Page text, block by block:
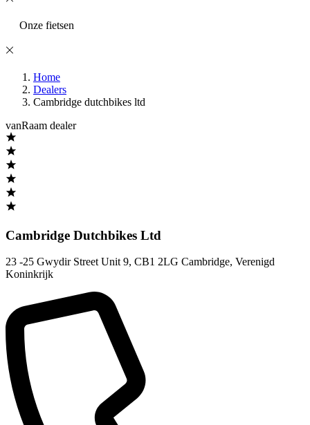
Onze fietsen
Home
Dealers
Cambridge dutchbikes ltd
vanRaam dealer
Cambridge Dutchbikes Ltd
23 -25 Gwydir Street Unit 9, CB1 2LG Cambridge, Verenigd
Koninkrijk